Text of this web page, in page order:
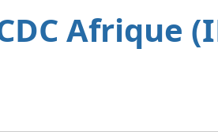
日本語
Afrique